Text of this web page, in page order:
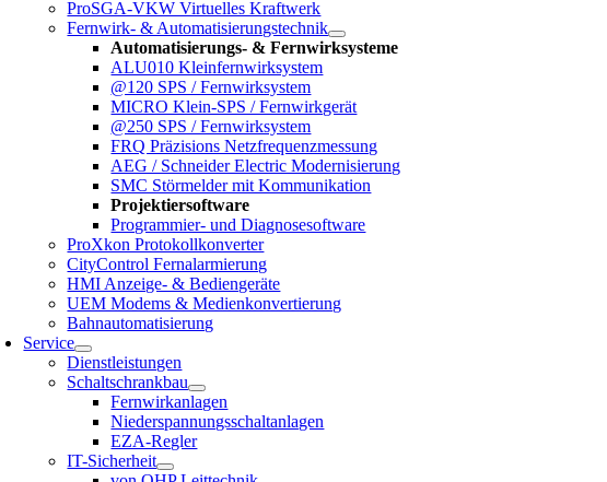
ProSGA-VKW Virtuelles Kraftwerk
Fernwirk- & Automatisierungstechnik
Automatisierungs- & Fernwirksysteme
ALU010 Kleinfernwirksystem
@120 SPS / Fernwirksystem
MICRO Klein-SPS / Fernwirkgerät
@250 SPS / Fernwirksystem
FRQ Präzisions Netzfrequenzmessung
AEG / Schneider Electric Modernisierung
SMC Störmelder mit Kommunikation
Projektiersoftware
Programmier- und Diagnosesoftware
ProXkon Protokollkonverter
CityControl Fernalarmierung
HMI Anzeige- & Bediengeräte
UEM Modems & Medienkonvertierung
Bahnautomatisierung
Service
Dienstleistungen
Schaltschrankbau
Fernwirkanlagen
Niederspannungsschaltanlagen
EZA-Regler
IT-Sicherheit